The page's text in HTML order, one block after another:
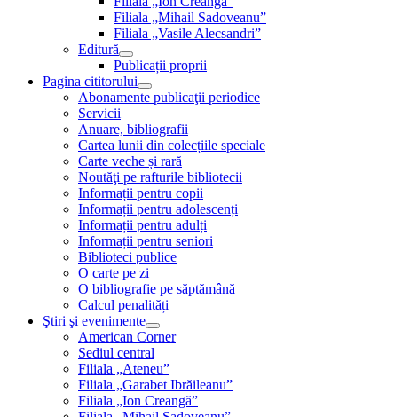
Filiala „Mihail Sadoveanu”
Filiala „Vasile Alecsandri”
Editură
Publicații proprii
Pagina cititorului
Abonamente publicaţii periodice
Servicii
Anuare, bibliografii
Cartea lunii din colecțiile speciale
Carte veche și rară
Noutăţi pe rafturile bibliotecii
Informații pentru copii
Informații pentru adolescenți
Informații pentru adulți
Informații pentru seniori
Biblioteci publice
O carte pe zi
O bibliografie pe săptămână
Calcul penalități
Ştiri şi evenimente
American Corner
Sediul central
Filiala „Ateneu”
Filiala „Garabet Ibrăileanu”
Filiala „Ion Creangă”